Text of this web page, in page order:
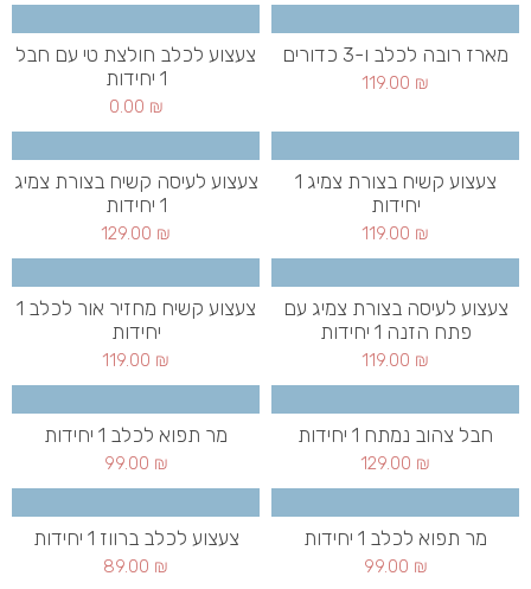
מארז רובה לכלב ו-3 כדורים
119.00 ₪
צעצוע לכלב חולצת טי עם חבל
1 יחידות
0.00 ₪
צעצוע קשיח בצורת צמיג 1
יחידות
119.00 ₪
צעצוע לעיסה קשיח בצורת צמיג
1 יחידות
129.00 ₪
צעצוע לעיסה בצורת צמיג עם
פתח הזנה 1 יחידות
119.00 ₪
צעצוע קשיח מחזיר אור לכלב 1
יחידות
119.00 ₪
חבל צהוב נמתח 1 יחידות
129.00 ₪
מר תפוא לכלב 1 יחידות
99.00 ₪
מר תפוא לכלב 1 יחידות
99.00 ₪
צעצוע לכלב ברווז 1 יחידות
89.00 ₪